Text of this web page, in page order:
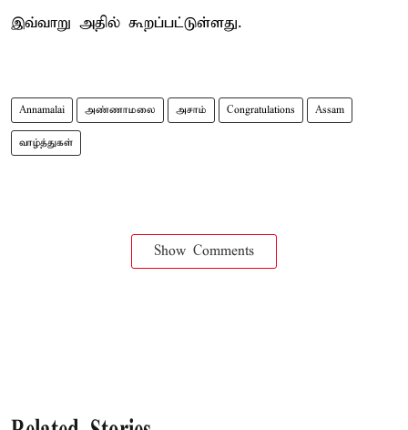
இவ்வாறு அதில் கூறப்பட்டுள்ளது.
Annamalai அண்ணாமலை அசாம் Congratulations Assam
வாழ்த்துகள்
Show Comments